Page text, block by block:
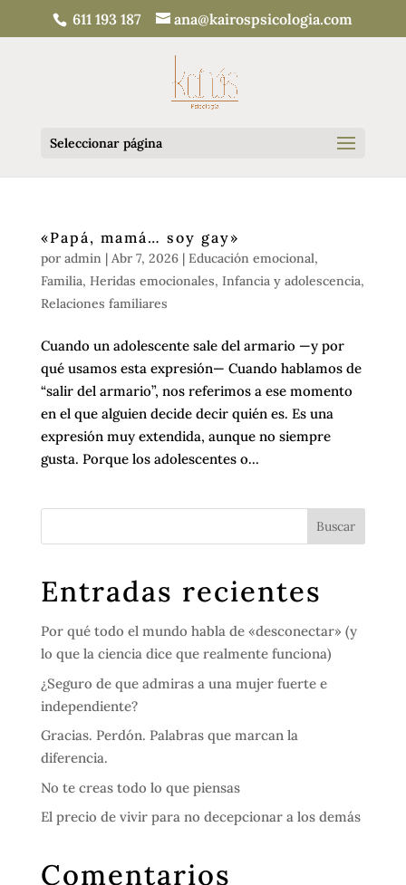
611 193 187 ana@kairospsicologia.com
Seleccionar página
«Papá, mamá… soy gay»
por admin| Abr 7, 2026| Educación emocional,
Familia, Heridas emocionales, Infancia y adolescencia,
Relaciones familiares
Cuando un adolescente sale del armario —y por
qué usamos esta expresión— Cuando hablamos de
“salir del armario”, nos referimos a ese momento
en el que alguien decide decir quién es. Es una
expresión muy extendida, aunque no siempre
gusta. Porque los adolescentes o...
Entradas recientes
Por qué todo el mundo habla de «desconectar» (y
lo que la ciencia dice que realmente funciona)
¿Seguro de que admiras a una mujer fuerte e
independiente?
Gracias. Perdón. Palabras que marcan la
diferencia.
No te creas todo lo que piensas
El precio de vivir para no decepcionar a los demás
Comentarios